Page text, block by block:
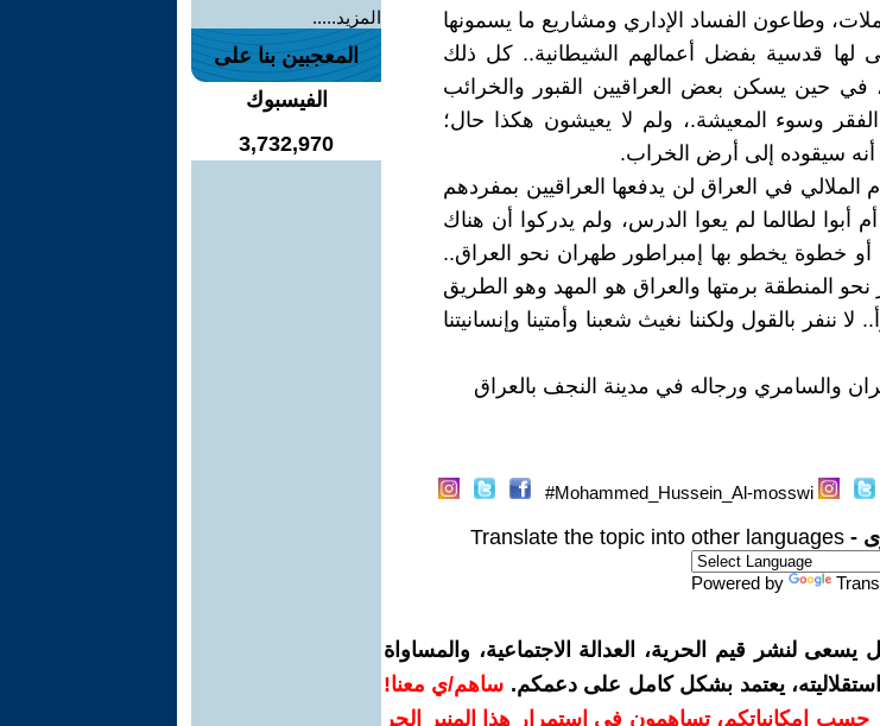
وطاعون الفساد الإداري ومشاريع ما يسمونها
لها قدسية بفضل أعمالهم الشيطانية.. كل ذلك
في حين يسكن بعض العراقيين القبور والخرائب
وسوء المعيشة.، ولم لا يعيشون هكذا حال؛
سيقوده إلى أرض الخراب.
الملالي في العراق لن يدفعها العراقيين بمفردهم
أبوا لطالما لم يعوا الدرس، ولم يدركوا أن هناك
أو خطوة يخطو بها إمبراطور طهران نحو العراق..
المنطقة برمتها والعراق هو المهد وهو الطريق
لا ننفر بالقول ولكننا نغيث شعبنا وأمتينا وإنسانيتنا
والسامري ورجاله في مدينة النجف بالعراق
Mohammed_Hussein_Al-mosswi#
-
Translate the topic into other languages
Powered by
لنشر قيم الحرية، العدالة الاجتماعية، والمساواة
يعتمد بشكل كامل على دعمكم. ساهم/ي معنا!
أو أكثر حسب إمكانياتكم، تساهمون في استمرار هذا المنبر الحر
المزيد.....
المعجبين بنا على
الفيسبوك
3,732,970